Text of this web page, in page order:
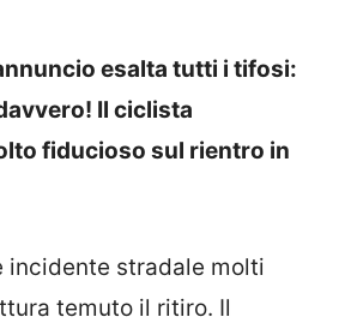
esalta tutti i tifosi:
Il ciclista
fiducioso sul rientro in
incidente stradale molti
temuto il ritiro. Il